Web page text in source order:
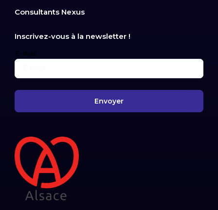
Consultants Nexus
Inscrivez-vous à la newsletter !
E-mail
Envoyer